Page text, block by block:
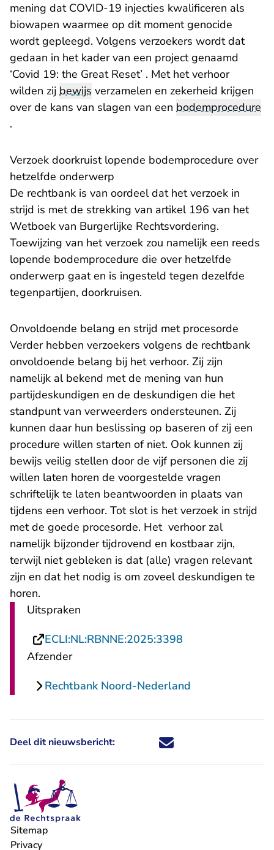
mening dat COVID-19 injecties kwalificeren als
biowapen waarmee op dit moment genocide
wordt gepleegd. Volgens verzoekers wordt dat
gedaan in het kader van een project genaamd
‘Covid 19: the Great Reset’ . Met het verhoor
wilden zij bewijs verzamelen en zekerheid krijgen
over de kans van slagen van een bodemprocedure
.
Verzoek doorkruist lopende bodemprocedure over
hetzelfde onderwerp
De rechtbank is van oordeel dat het verzoek in
strijd is met de strekking van artikel 196 van het
Wetboek van Burgerlijke Rechtsvordering.
Toewijzing van het verzoek zou namelijk een reeds
lopende bodemprocedure die over hetzelfde
onderwerp gaat en is ingesteld tegen dezelfde
tegenpartijen, doorkruisen.
Onvoldoende belang en strijd met procesorde
Verder hebben verzoekers volgens de rechtbank
onvoldoende belang bij het verhoor. Zij zijn
namelijk al bekend met de mening van hun
partijdeskundigen en de deskundigen die het
standpunt van verweerders ondersteunen. Zij
kunnen daar hun beslissing op baseren of zij een
procedure willen starten of niet. Ook kunnen zij
bewijs veilig stellen door de vijf personen die zij
willen laten horen de voorgestelde vragen
schriftelijk te laten beantwoorden in plaats van
tijdens een verhoor. Tot slot is het verzoek in strijd
met de goede procesorde. Het verhoor zal
namelijk bijzonder tijdrovend en kostbaar zijn,
terwijl niet gebleken is dat (alle) vragen relevant
zijn en dat het nodig is om zoveel deskundigen te
horen.
Uitspraken
ECLI:NL:RBNNE:2025:3398
Afzender
Rechtbank Noord-Nederland
Deel dit nieuwsbericht: Deel dit nieuwsbericht via X -
Deel dit nieuwsbericht via
Deel dit nieuwsbericht
Deel dit
Sitemap
Privacy